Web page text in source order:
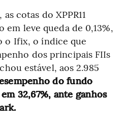
cotas do XPPR11
em leve queda de 0,13%,
o Ifix, o índice que
dos principais FIIs
estável, aos 2.985
do fundo
32,67%, ante ganhos